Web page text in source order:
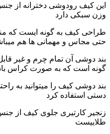
این کیف رودوشی دخترانه از
وزن سبکی دارد
طراحی کیف به گونه ایست که
حتی مجاس و مهمانی ها هم
بند دوشی آن تمام چرم و غیر
گونه است که به صورت کراس
بند دوشی کیف را میتوانید به
دستی استفاده کرد
زنجیر کارتیری جلوی کیف از
طلاییست